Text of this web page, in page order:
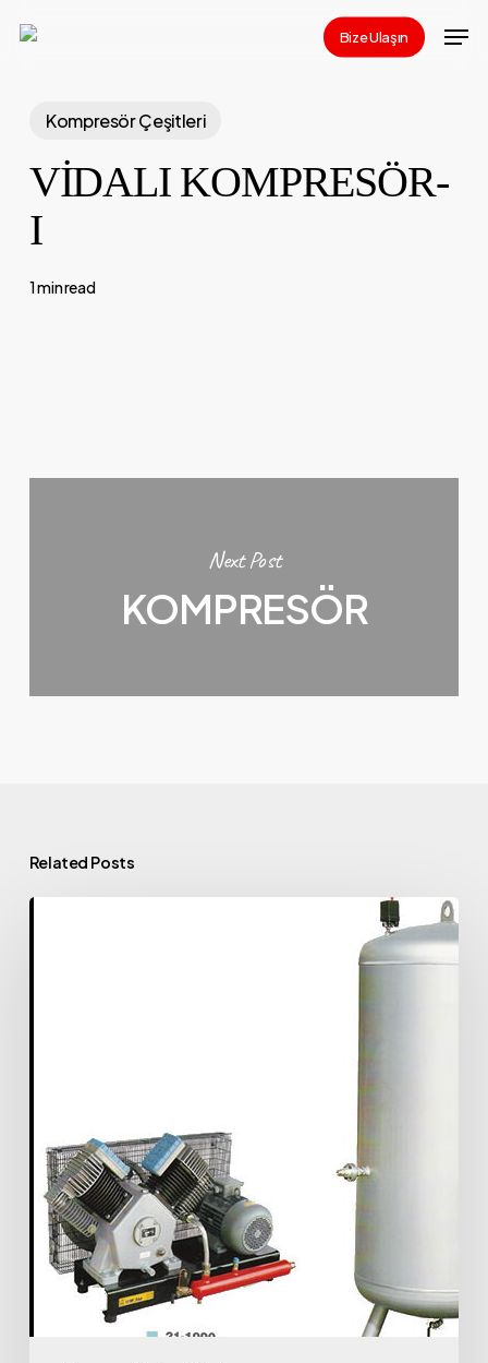
content
Bize Ulaşın
Kompresör Çeşitleri
VİDALI KOMPRESÖR-
I
1 min read
Next Post
KOMPRESÖR
Related Posts